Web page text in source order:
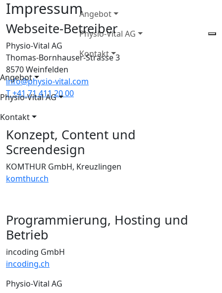
Angebot
Physio-Vital AG
Kontakt
Angebot
Physio-Vital AG
Kontakt
Impressum
Webseite-Betreiber
Physio-Vital AG
Thomas-Bornhauser-Strasse 3
8570 Weinfelden
info@physio-vital.com
T +41 71 411 20 00
Konzept, Content und
Screendesign
KOMTHUR GmbH, Kreuzlingen
komthur.ch
Programmierung, Hosting und
Betrieb
incoding GmbH
incoding.ch
Physio-Vital AG